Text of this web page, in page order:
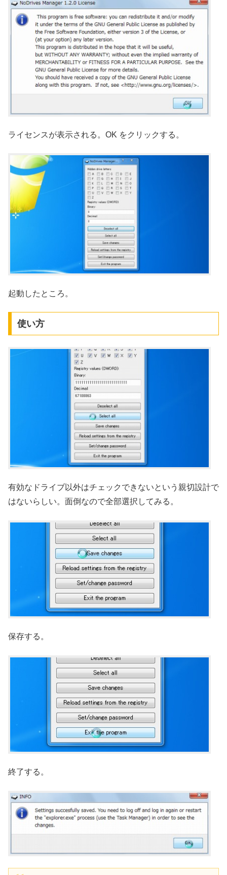
ライセンスが表示される。OK をクリックする。
起動したところ。
使い方
有効なドライブ以外はチェックできないという親切設計で
はないらしい。面倒なので全部選択してみる。
保存する。
終了する。